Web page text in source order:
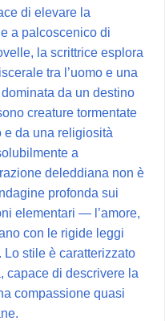
di elevare la
a palcoscenico di
la scrittrice esplora
tra l’uomo e una
da un destino
creature tormentate
e da una religiosità
a
deleddiana non è
profonda sui
elementari — l’amore,
con le rigide leggi
stile è caratterizzato
capace di descrivere la
compassione quasi